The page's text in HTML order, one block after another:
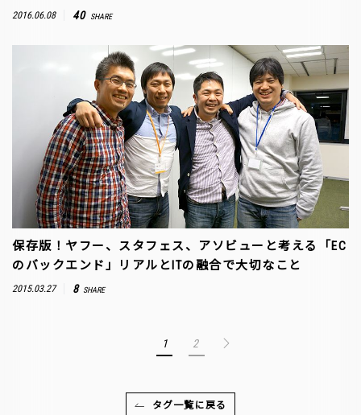
2016.06.08 40 SHARE
保存版！ヤフー、スタフェス、アソビューと考える「EC
のバックエンド」リアルとITの融合で大切なこと
2015.03.27 8 SHARE
1 2
タグ一覧に戻る